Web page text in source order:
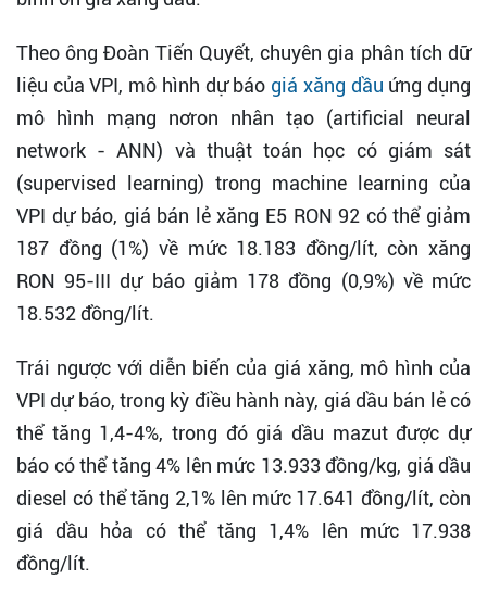
Theo ông Đoàn Tiến Quyết, chuyên gia phân tích dữ
liệu của VPI, mô hình dự báo giá xăng dầu ứng dụng
mô hình mạng nơron nhân tạo (artificial neural
network - ANN) và thuật toán học có giám sát
(supervised learning) trong machine learning của
VPI dự báo, giá bán lẻ xăng E5 RON 92 có thể giảm
187 đồng (1%) về mức 18.183 đồng/lít, còn xăng
RON 95-III dự báo giảm 178 đồng (0,9%) về mức
18.532 đồng/lít.
Trái ngược với diễn biến của giá xăng, mô hình của
VPI dự báo, trong kỳ điều hành này, giá dầu bán lẻ có
thể tăng 1,4-4%, trong đó giá dầu mazut được dự
báo có thể tăng 4% lên mức 13.933 đồng/kg, giá dầu
diesel có thể tăng 2,1% lên mức 17.641 đồng/lít, còn
giá dầu hỏa có thể tăng 1,4% lên mức 17.938
đồng/lít.